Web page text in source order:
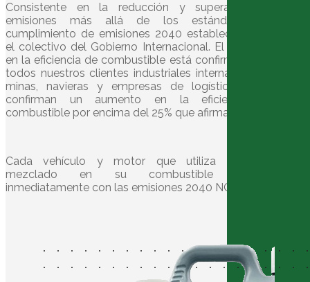
Consistente en la reducción y superación de
emisiones más allá de los estándares de
cumplimiento de emisiones 2040 establecidos por
el colectivo del Gobierno Internacional. El aumento
en la eficiencia de combustible está confirmado por
todos nuestros clientes industriales internacionales,
minas, navieras y empresas de logística, todas
confirman un aumento en la eficiencia de
combustible por encima del 25% que afirmamos.
Cada vehículo y motor que utiliza oxitano®
mezclado en su combustible cumple
inmediatamente con las emisiones 2040 NOW!!.